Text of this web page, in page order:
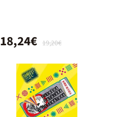
19,20€
18,24€